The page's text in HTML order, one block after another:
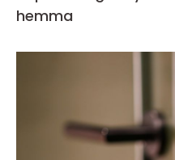
hemma